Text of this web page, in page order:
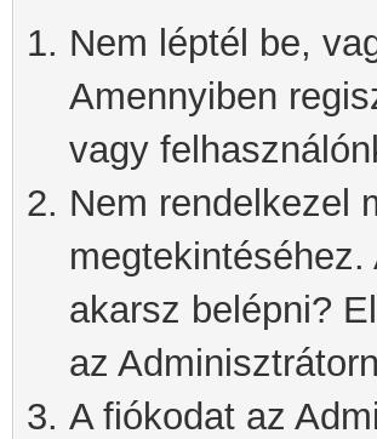
Nem léptél be,
Amennyiben
vagy
Nem rendelkezel
akarsz belépni?
az
A fiókodat az